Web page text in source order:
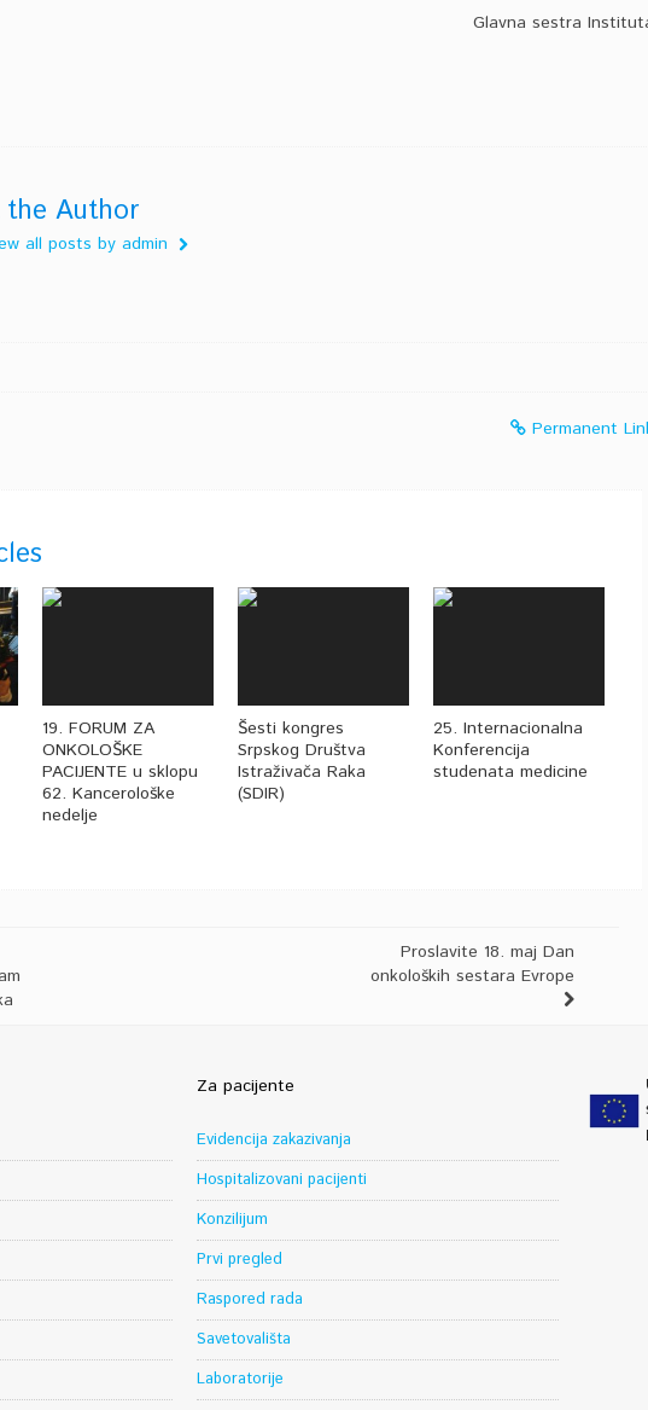
Glavna sestra
Author
all posts by admin
Permanent
19. FORUM ZA
ONKOLOŠKE
PACIJENTE u sklopu
62. Kancerološke
nedelje
Šesti kongres
Srpskog Društva
Istraživača Raka
(SDIR)
25. Internacionalna
Konferencija
studenata medicine
Proslavite 18. maj Dan
onkoloških sestara Evrope
Za pacijente
Evidencija zakazivanja
Hospitalizovani pacijenti
Konzilijum
Prvi pregled
Raspored rada
Savetovališta
Laboratorije